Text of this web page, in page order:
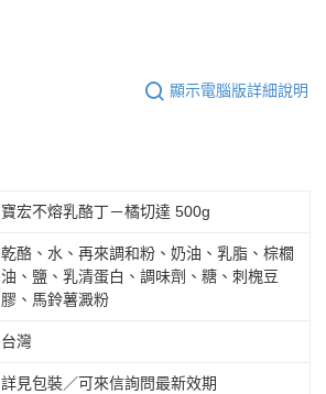
顯示電腦版詳細說明
寶宏不熔乳酪丁－橘切達 500g
乾酪、水、再來調和粉、奶油、乳脂、棕櫚
油、鹽、乳清蛋白、調味劑、糖、刺槐豆
膠、馬鈴薯澱粉
台灣
詳見包裝／可來信詢問最新效期